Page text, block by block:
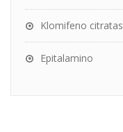
Klomifeno citratas
Epitalamino